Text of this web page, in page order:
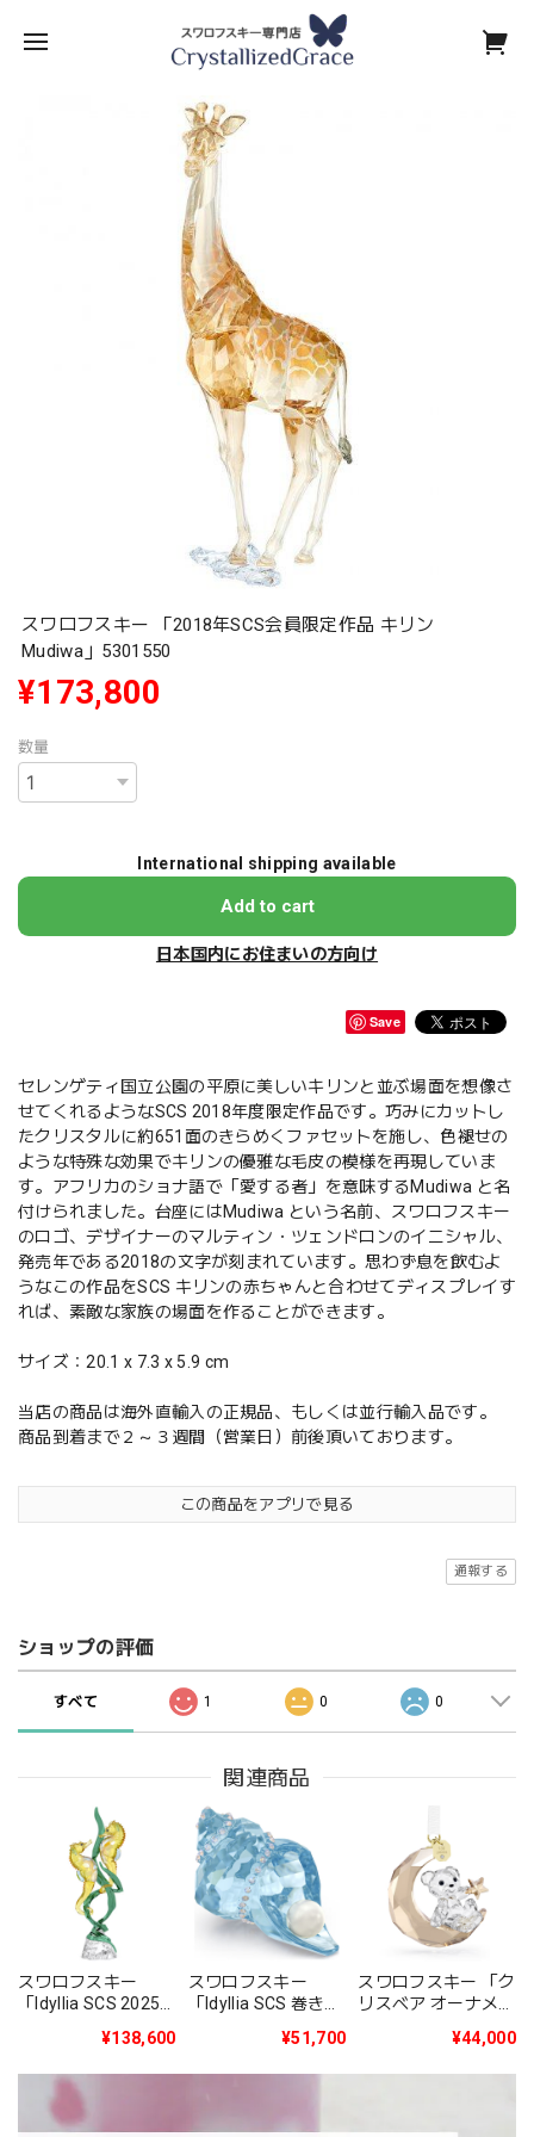
スワロフスキー 「2018年SCS会員限定作品 キリン
Mudiwa」5301550
¥173,800
数量
International shipping available
Add to cart
日本国内にお住まいの方向け
Save
セレンゲティ国立公園の平原に美しいキリンと並ぶ場面を想像さ
せてくれるようなSCS 2018年度限定作品です。巧みにカットし
たクリスタルに約651面のきらめくファセットを施し、色褪せの
ような特殊な効果でキリンの優雅な毛皮の模様を再現していま
す。アフリカのショナ語で「愛する者」を意味するMudiwa と名
付けられました。台座にはMudiwa という名前、スワロフスキー
のロゴ、デザイナーのマルティン・ツェンドロンのイニシャル、
発売年である2018の文字が刻まれています。思わず息を飲むよ
うなこの作品をSCS キリンの赤ちゃんと合わせてディスプレイす
れば、素敵な家族の場面を作ることができます。
サイズ：20.1 x 7.3 x 5.9 cm
当店の商品は海外直輸入の正規品、もしくは並行輸入品です。
商品到着まで２～３週間（営業日）前後頂いております。
この商品をアプリで見る
通報する
ショップの評価
すべて 1 0 0
関連商品
スワロフスキー
「Idyllia SCS 2025
オトシゴ」¥138,600
スワロフスキー
「Idyllia SCS 巻き貝
¥51,700
スワロフスキー 「ク
リスベア オーナメン
産品」5701830¥44,000